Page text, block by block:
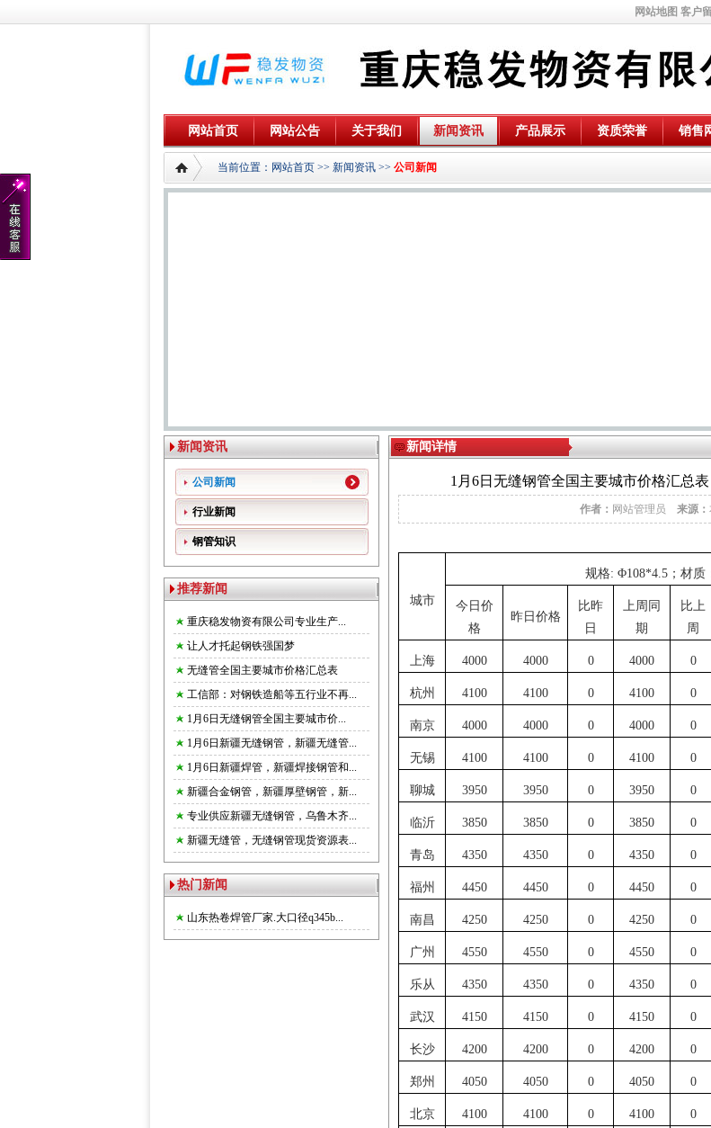
网站地图 客户
网站首页 网站公告 关于我们 新闻资讯 产品展示 资质荣誉 销售
当前位置： 网站首页 >> 新闻资讯 >> 公司新闻
新闻资讯
公司新闻
行业新闻
钢管知识
推荐新闻
重庆稳发物资有限公司专业生产...
让人才托起钢铁强国梦
无缝管全国主要城市价格汇总表
工信部：对钢铁造船等五行业不再...
1月6日无缝钢管全国主要城市价...
1月6日新疆无缝钢管，新疆无缝管...
1月6日新疆焊管，新疆焊接钢管和...
新疆合金钢管，新疆厚壁钢管，新...
专业供应新疆无缝钢管，乌鲁木齐...
新疆无缝管，无缝钢管现货资源表...
热门新闻
山东热卷焊管厂家.大口径q345b...
新闻详情
1月6日无缝钢管全国主要城市价格汇总
作者： 网站管理员 来源：
城市
规格: Φ108*4.5；材质
今日价
格
昨日价格
比昨
日
上周同
期
比上
周
上海 4000 4000 0 4000 0
杭州 4100 4100 0 4100 0
南京 4000 4000 0 4000 0
无锡 4100 4100 0 4100 0
聊城 3950 3950 0 3950 0
临沂 3850 3850 0 3850 0
青岛 4350 4350 0 4350 0
福州 4450 4450 0 4450 0
南昌 4250 4250 0 4250 0
广州 4550 4550 0 4550 0
乐从 4350 4350 0 4350 0
武汉 4150 4150 0 4150 0
长沙 4200 4200 0 4200 0
郑州 4050 4050 0 4050 0
北京 4100 4100 0 4100 0